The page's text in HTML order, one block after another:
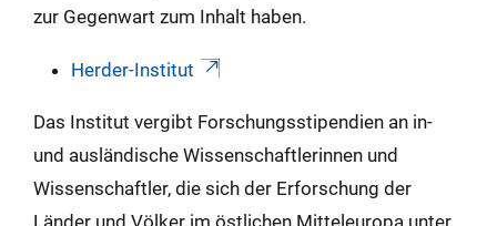
zur Gegenwart zum Inhalt haben.
Herder-Institut
Das Institut vergibt Forschungsstipendien an in-
und ausländische Wissenschaftlerinnen und
Wissenschaftler, die sich der Erforschung der
Länder und Völker im östlichen Mitteleuropa unter